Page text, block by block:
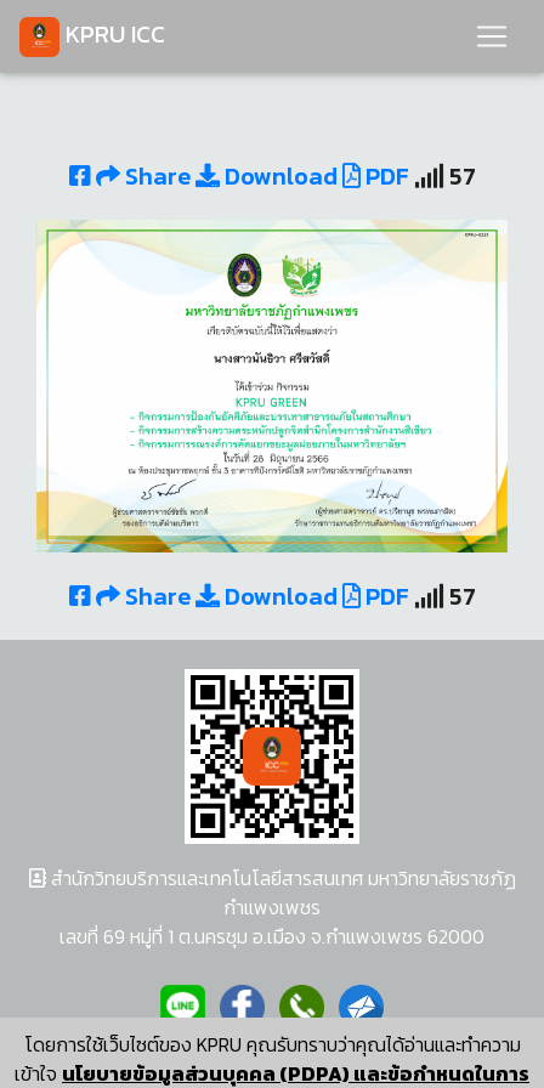
KPRU ICC
Share Download PDF 57
Share Download PDF 57
โดยการใช้เว็บไซต์ของ KPRU คุณรับทราบว่าคุณได้อ่านและทำความ
เข้าใจ นโยบายข้อมูลส่วนบุคคล (PDPA) และข้อกำหนดในการ
สำนักวิทยบริการและเทคโนโลยีสารสนเทศ มหาวิทยาลัยราชภัฏ
กำแพงเพชร
เลขที่ 69 หมู่ที่ 1 ต.นครชุม อ.เมือง จ.กำแพงเพชร 62000
ผู้พัฒนาระบบ อนุชา พวงผกา